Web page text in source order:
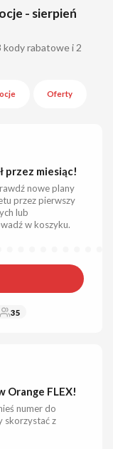
- sierpień
rabatowe i 2
Oferty
przez miesiąc!
nowe plany
przez pierwszy
lub
w koszyku.
35
Orange FLEX!
numer do
skorzystać z